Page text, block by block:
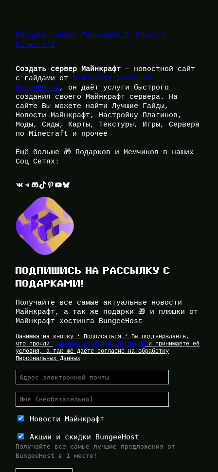
Создать сервер Майнкрафт ⛏️ Новости
Minecraft
Создать сервер Майнкрафт — новостной сайт
с гайдами от Майнкрафт хостинга
BungeeHost, он даёт услуги быстрого
создания своего Майнкрафт сервера. На
сайте Вы можете найти Лучшие Гайды,
Новости Майнкрафт, Настройку Плагинов,
Моды, Сиды, Карты, Текстуры, Игры, Сервера
по Minecraft и прочее
Ещё больше 🎁 Подарков и Мемчиков в наших
Соц Сетях:
ВКонтакте Telegram Discord TikTok Pinterest YouTube Bluesky
ПОДПИШИСЬ НА РАССЫЛКУ С
ПОДАРКАМИ!
Получайте все самые актуальные новости
Майнкрафт, а так же подарки 🎁 и плюшки от
Майнкрафт хостинга BungeeHost
Нажимая на кнопку ‘ Подписаться ‘ Вы подтверждаете,
что прочли Политику Конфиденциальности и принимаете её
условия, а так же даёте согласие на обработку
Персональных Данных
Новости Майнкрафт
Акции и скидки BungeeHost
Получайте все самые лучшие предложения от
BungeeHost в 1 месте!